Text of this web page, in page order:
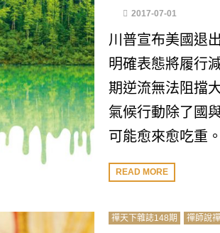
2017-07-01
川普宣布美國退
明確表態將履行
期逆流無法阻擋
氣候行動除了國
可能愈來愈吃重。
READ MORE
禪天下雜誌148期 禪師說禪